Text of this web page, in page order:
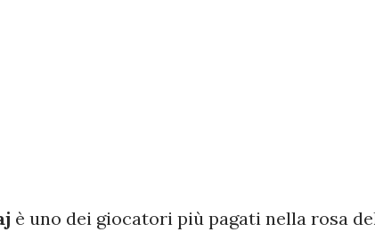
è uno dei giocatori più pagati nella rosa